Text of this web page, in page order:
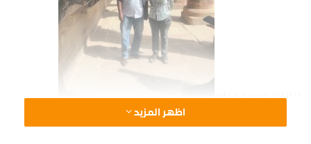
زيارات معبد فيله
اظهر المزيد